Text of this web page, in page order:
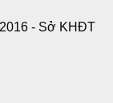
- Sở KHĐT